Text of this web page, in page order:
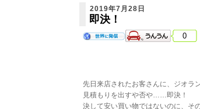
2019年7月28日
即決！
0
先日来店されたお客さんに、ジオラ
見積もりを出すや否や……即決！
決して安い買い物ではないのに、そ